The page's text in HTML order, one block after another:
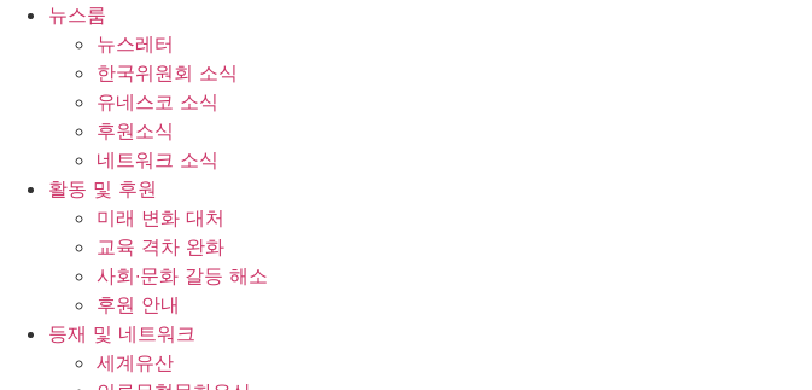
뉴스룸
뉴스레터
한국위원회 소식
유네스코 소식
후원소식
네트워크 소식
활동 및 후원
미래 변화 대처
교육 격차 완화
사회∙문화 갈등 해소
후원 안내
등재 및 네트워크
세계유산